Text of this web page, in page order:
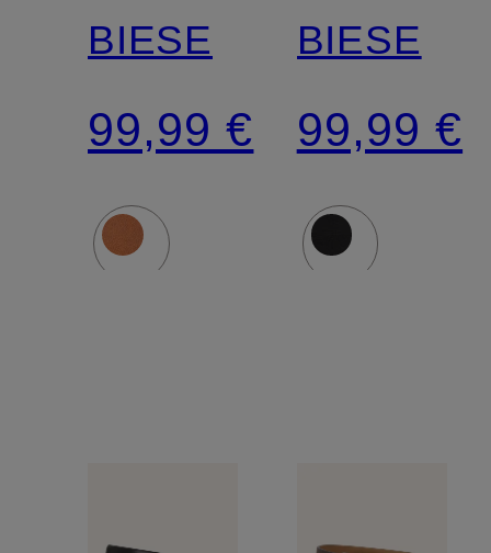
BIESE
99,99 €
BIESE
99,99 €